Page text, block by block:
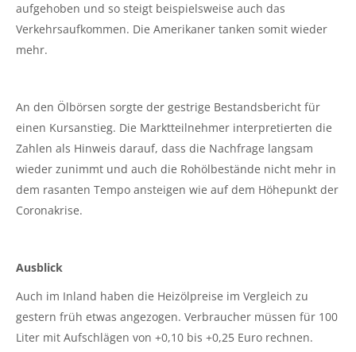
aufgehoben und so steigt beispielsweise auch das
Verkehrsaufkommen. Die Amerikaner tanken somit wieder
mehr.
An den Ölbörsen sorgte der gestrige Bestandsbericht für
einen Kursanstieg. Die Marktteilnehmer interpretierten die
Zahlen als Hinweis darauf, dass die Nachfrage langsam
wieder zunimmt und auch die Rohölbestände nicht mehr in
dem rasanten Tempo ansteigen wie auf dem Höhepunkt der
Coronakrise.
Ausblick
Auch im Inland haben die Heizölpreise im Vergleich zu
gestern früh etwas angezogen. Verbraucher müssen für 100
Liter mit Aufschlägen von +0,10 bis +0,25 Euro rechnen.